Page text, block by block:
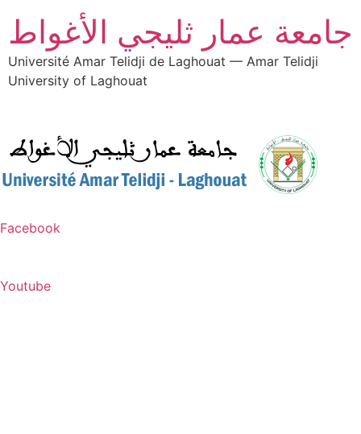
جامعة عمار ثليجي الأغواط
Université Amar Telidji de Laghouat — Amar Telidji
University of Laghouat
Facebook
Youtube